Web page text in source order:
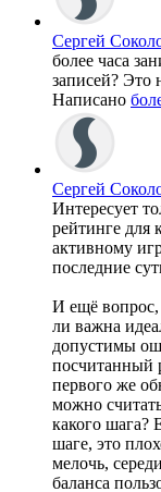
Сергей
более часа
записей? Это
Написано
Сергей
Интересует
рейтинге для
активному
последние
И ещё вопрос,
ли важна
допустимы
посчитанный
первого же
можно
какого шага?
шаге, это
мелочь,
баланса